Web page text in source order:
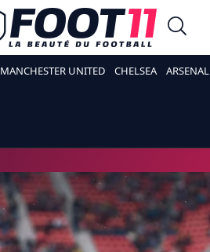
MANCHESTER UNITED CHELSEA ARSENAL